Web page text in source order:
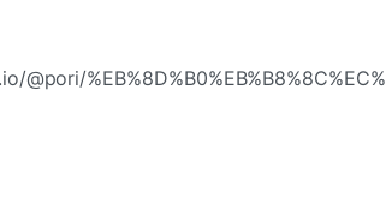
@pori/